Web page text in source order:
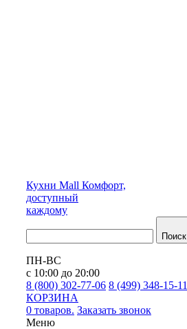
Кухни Mall Комфорт,
доступный
каждому
Поиск
ПН-ВС
с 10:00 до 20:00
8 (800) 302-77-06 8 (499) 348-15-11
КОРЗИНА
0 товаров. Заказать звонок
Меню